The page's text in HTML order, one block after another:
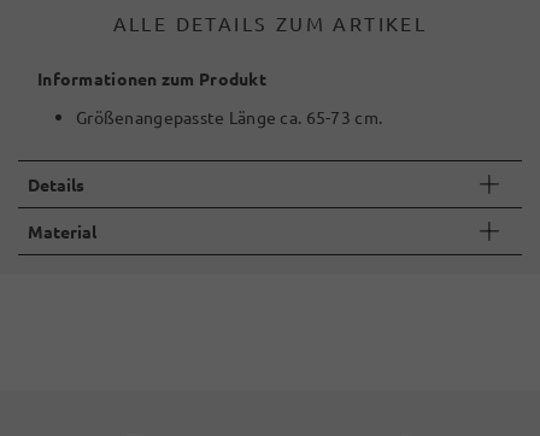
ALLE DETAILS ZUM ARTIKEL
Informationen zum Produkt
Größenangepasste Länge ca. 65-73 cm.
Details
Material